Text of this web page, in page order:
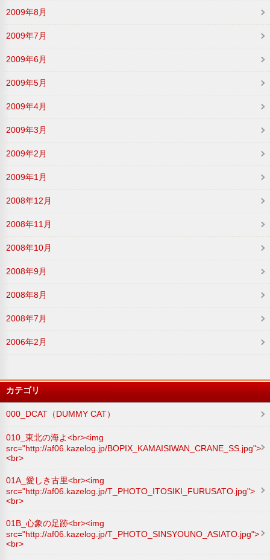
2009年8月
2009年7月
2009年6月
2009年5月
2009年4月
2009年3月
2009年2月
2009年1月
2008年12月
2008年11月
2008年10月
2008年9月
2008年8月
2008年7月
2006年2月
カテゴリ
000_DCAT（DUMMY CAT）
010_東北の海よ<br><img
src="http://af06.kazelog.jp/BOPIX_KAMAISIWAN_CRANE_SS.jpg">
<br>
01A_愛しき古里<br><img
src="http://af06.kazelog.jp/T_PHOTO_ITOSIKI_FURUSATO.jpg">
<br>
01B_心象の足跡<br><img
src="http://af06.kazelog.jp/T_PHOTO_SINSYOUNO_ASIATO.jpg">
<br>